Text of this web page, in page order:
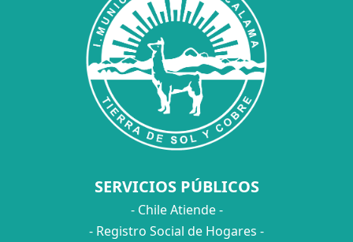
SERVICIOS PÚBLICOS
- Chile Atiende -
- Registro Social de Hogares -